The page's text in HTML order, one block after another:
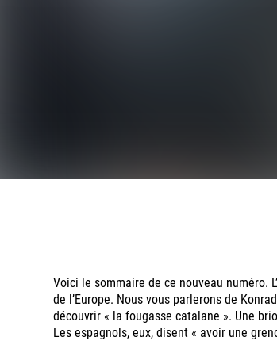
Voici le sommaire de ce nouveau numéro.
de l’Europe. Nous vous parlerons de
découvrir « la fougasse catalane ». Une
Les espagnols, eux, disent « avoir une